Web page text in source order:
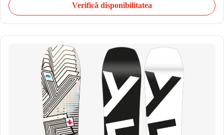
Verifică disponibilitatea